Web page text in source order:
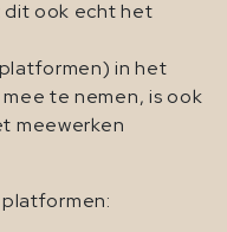
dit ook echt het
in het
te nemen, is ook
meewerken